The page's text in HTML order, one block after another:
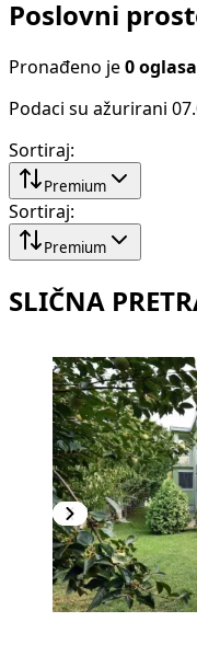
Poslovni
Pronađeno je 0 oglasa
Podaci su ažurirani
Sortiraj:
Premium
Sortiraj:
Premium
SLIČNA